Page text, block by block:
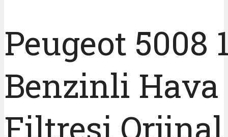
Peugeot 5008
Benzinli Hava
Filtresi Orjinal